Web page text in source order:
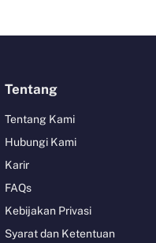
Tentang
Tentang Kami
Hubungi Kami
Karir
FAQs
Kebijakan Privasi
Syarat dan Ketentuan